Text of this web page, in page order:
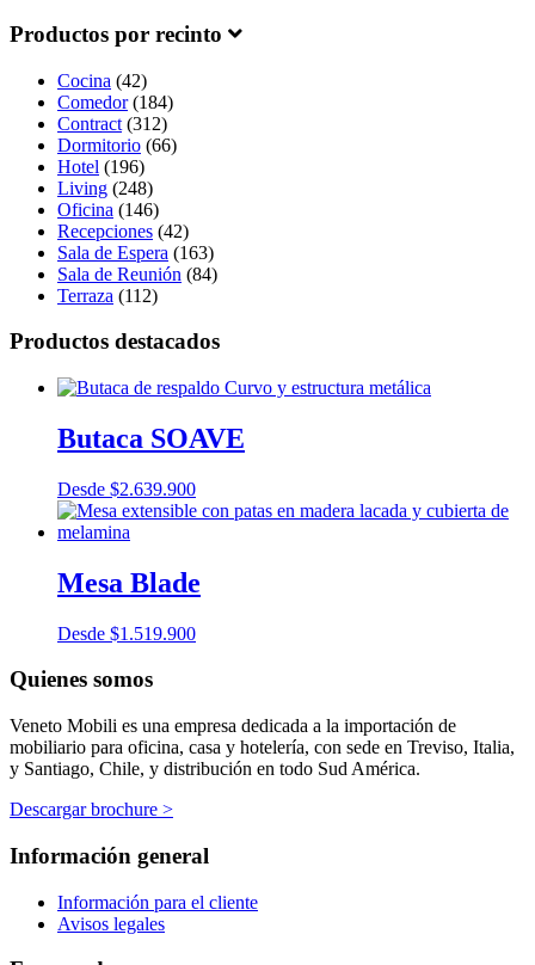
Productos por recinto
Cocina (42)
Comedor(184)
Contract (312)
Dormitorio (66)
Hotel (196)
Living (248)
Oficina (146)
Recepciones (42)
Sala de Espera (163)
Sala de Reunión (84)
Terraza (112)
Productos destacados
Butaca SOAVE
Desde $2.639.900
Mesa Blade
Desde $1.519.900
Quienes somos
Veneto Mobili es una empresa dedicada a la importación de
mobiliario para oficina, casa y hotelería, con sede en Treviso, Italia,
y Santiago, Chile, y distribución en todo Sud América.
Descargar brochure >
Información general
Información para el cliente
Avisos legales